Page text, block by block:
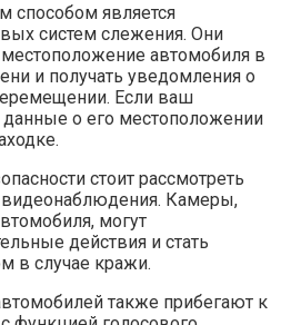
является
систем слежения. Они
автомобиля в
и получать уведомления о
Если ваш
данные о его местоположении
стоит рассмотреть
Камеры,
могут
действия и стать
в случае кражи.
также прибегают к